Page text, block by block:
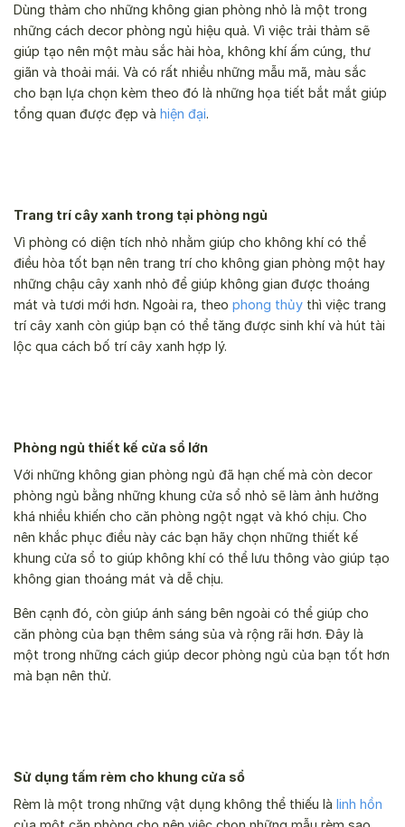
Dùng thảm cho những không gian phòng nhỏ là một trong
những cách decor phòng ngủ hiệu quả. Vì việc trải thảm sẽ
giúp tạo nên một màu sắc hài hòa, không khí ấm cúng, thư
giãn và thoải mái. Và có rất nhiều những mẫu mã, màu sắc
cho bạn lựa chọn kèm theo đó là những họa tiết bắt mắt giúp
tổng quan được đẹp và hiện đại.
Trang trí cây xanh trong tại phòng ngủ
Vì phòng có diện tích nhỏ nhằm giúp cho không khí có thể
điều hòa tốt bạn nên trang trí cho không gian phòng một hay
những chậu cây xanh nhỏ để giúp không gian được thoáng
mát và tươi mới hơn. Ngoài ra, theo phong thủy thì việc trang
trí cây xanh còn giúp bạn có thể tăng được sinh khí và hút tài
lộc qua cách bố trí cây xanh hợp lý.
Phòng ngủ thiết kế cửa sổ lớn
Với những không gian phòng ngủ đã hạn chế mà còn decor
phòng ngủ bằng những khung cửa sổ nhỏ sẽ làm ảnh hưởng
khá nhiều khiến cho căn phòng ngột ngạt và khó chịu. Cho
nên khắc phục điều này các bạn hãy chọn những thiết kế
khung cửa sổ to giúp không khí có thể lưu thông vào giúp tạo
không gian thoáng mát và dễ chịu.
Bên cạnh đó, còn giúp ánh sáng bên ngoài có thể giúp cho
căn phòng của bạn thêm sáng sủa và rộng rãi hơn. Đây là
một trong những cách giúp decor phòng ngủ của bạn tốt hơn
mà bạn nên thử.
Sử dụng tấm rèm cho khung cửa sổ
Rèm là một trong những vật dụng không thể thiếu là linh hồn